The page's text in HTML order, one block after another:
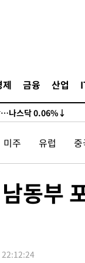
제 금융 산업
나스닥 0.06%↓
파생제품 15% 관세,
…나스닥 0.06%↓
파생제품 15% 관세,
정명령 서명
미주 유럽
동부
22:12:24